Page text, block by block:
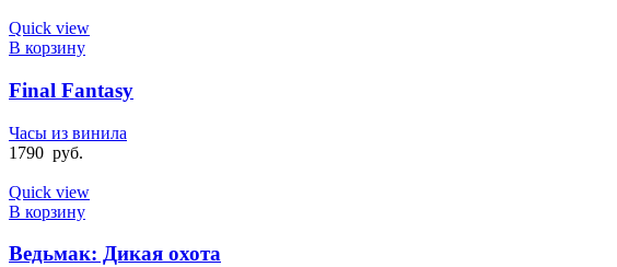
Quick view
В корзину
Final Fantasy
Часы из винила
1790 руб.
Quick view
В корзину
Ведьмак: Дикая охота